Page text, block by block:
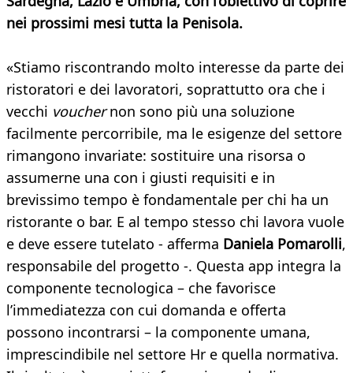
nei prossimi mesi tutta la Penisola.
«Stiamo riscontrando molto interesse da parte dei
ristoratori e dei lavoratori, soprattutto ora che i
vecchi vouchernon sono più una soluzione
facilmente percorribile, ma le esigenze del settore
rimangono invariate: sostituire una risorsa o
assumerne una con i giusti requisiti e in
brevissimo tempo è fondamentale per chi ha un
ristorante o bar. E al tempo stesso chi lavora vuole
e deve essere tutelato - afferma Daniela Pomarolli,
responsabile del progetto -. Questa app integra la
componente tecnologica – che favorisce
l’immediatezza con cui domanda e offerta
possono incontrarsi – la componente umana,
imprescindibile nel settore Hr e quella normativa.